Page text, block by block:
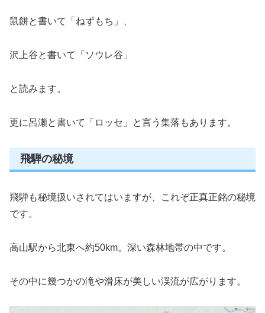
鼠餅と書いて「ねずもち」、
沢上谷と書いて「ソウレ谷」
と読みます。
更に呂瀬と書いて「ロッセ」と言う集落もあります。
飛騨の秘境
飛騨も秘境扱いされてはいますが、これぞ正真正銘の秘境
です。
高山駅から北東へ約50km。深い森林地帯の中です。
その中に幾つかの滝や滑床が美しい渓流が広がります。